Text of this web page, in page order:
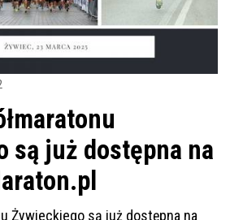
są już dostępna na
Żywieckiego są już dostępna na